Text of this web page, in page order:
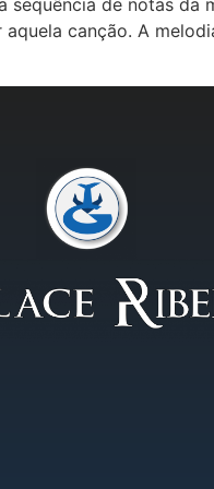
sequência de notas da
canção. A